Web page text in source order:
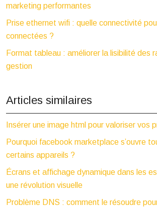
marketing performantes
Prise ethernet wifi : quelle connectivité
connectées ?
Format tableau : améliorer la lisibilité des
gestion
Articles similaires
Insérer une image html pour valoriser vos
Pourquoi facebook marketplace s’ouvre
certains appareils ?
Écrans et affichage dynamique dans les
une révolution visuelle
Problème DNS : comment le résoudre